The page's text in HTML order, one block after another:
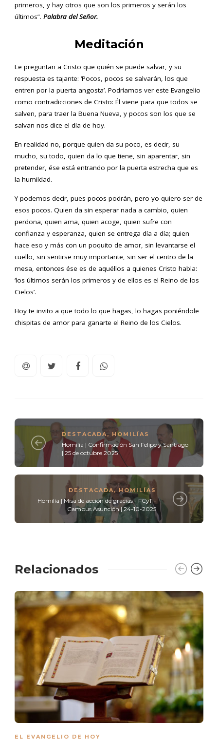
primeros, y hay otros que son los primeros y serán los
últimos”. Palabra del Señor.
Meditación
Le preguntan a Cristo que quién se puede salvar, y su
respuesta es tajante: ‘Pocos, pocos se salvarán, los que
entren por la puerta angosta’. Podríamos ver este Evangelio
como contradicciones de Cristo: Él viene para que todos se
salven, para traer la Buena Nueva, y pocos son los que se
salvan nos dice el día de hoy.
En realidad no, porque quien da su poco, es decir, su
mucho, su todo, quien da lo que tiene, sin aparentar, sin
pretender, ése está entrando por la puerta estrecha que es
la humildad.
Y podemos decir, pues pocos podrán, pero yo quiero ser de
esos pocos. Quien da sin esperar nada a cambio, quien
perdona, quien ama, quien acoge, quien sufre con
confianza y esperanza, quien se entrega día a día; quien
hace eso y más con un poquito de amor, sin levantarse el
cuello, sin sentirse muy importante, sin ser el centro de la
mesa, entonces ése es de aquéllos a quienes Cristo habla:
‘los últimos serán los primeros y de ellos es el Reino de los
Cielos’.
Hoy te invito a que todo lo que hagas, lo hagas poniéndole
chispitas de amor para ganarte el Reino de los Cielos.
DESTACADA, HOMILÍAS
Homilía | Confirmación San Felipe y Santiago
| 25 de octubre 2025
DESTACADA, HOMILÍAS
Homilía | Misa de acción de gracias - FCyT -
Campus Asunción | 24-10-2025
Relacionados
EL EVANGELIO DE HOY